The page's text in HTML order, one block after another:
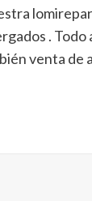
.
venta de